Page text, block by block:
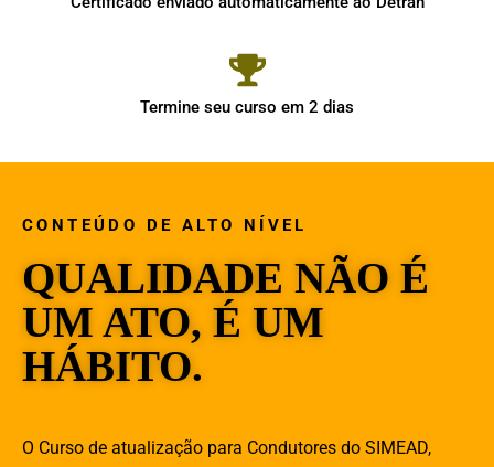
Termine seu curso em 2 dias
CONTEÚDO DE ALTO NÍVEL
QUALIDADE NÃO É
UM ATO, É UM
HÁBITO.
O Curso de atualização para Condutores do SIMEAD,